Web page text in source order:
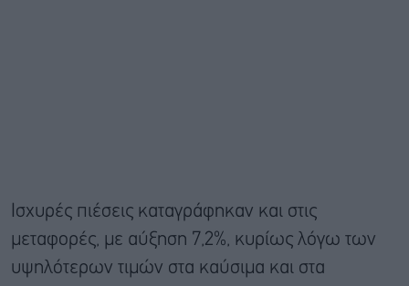
Ισχυρές πιέσεις καταγράφηκαν και στις
μεταφορές, με αύξηση 7,2%, κυρίως λόγω των
υψηλότερων τιμών στα καύσιμα και στα